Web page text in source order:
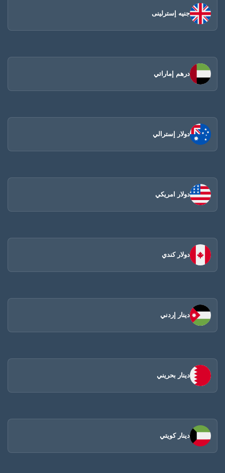
جنيه إسترلينى
درهم إماراتي
دولار إسترالي
دولار امريكي
دولار كندي
دينار إردني
دينار بحريني
دينار كويتي